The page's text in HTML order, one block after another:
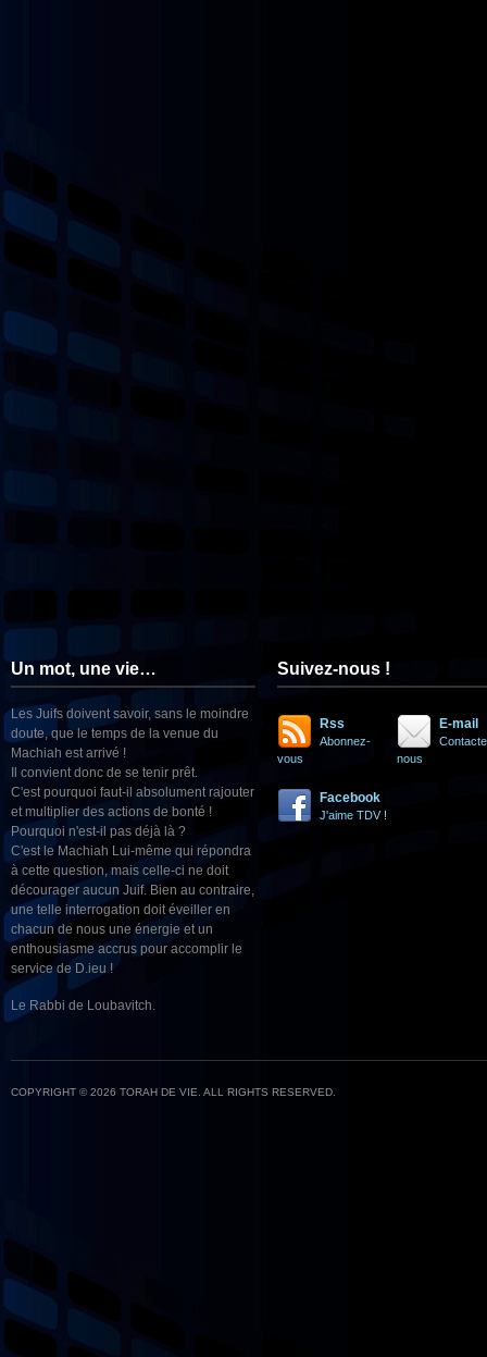
Un mot, une vie…
Les Juifs doivent savoir, sans le moindre
doute, que le temps de la venue du
Machiah est arrivé !
Il convient donc de se tenir prêt.
C'est pourquoi faut-il absolument rajouter
et multiplier des actions de bonté !
Pourquoi n'est-il pas déjà là ?
C'est le Machiah Lui-même qui répondra
à cette question, mais celle-ci ne doit
décourager aucun Juif. Bien au contraire,
une telle interrogation doit éveiller en
chacun de nous une énergie et un
enthousiasme accrus pour accomplir le
service de D.ieu !
Le Rabbi de Loubavitch.
Suivez-nous !
Rss
Abonnez-
vous
E-mail
nous
Facebook
J'aime TDV !
COPYRIGHT © 2026 TORAH DE VIE. ALL RIGHTS RESERVED.